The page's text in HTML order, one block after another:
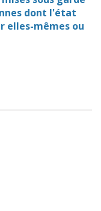
dont l'état
elles-mêmes ou